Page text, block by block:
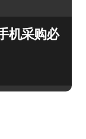
机采购必